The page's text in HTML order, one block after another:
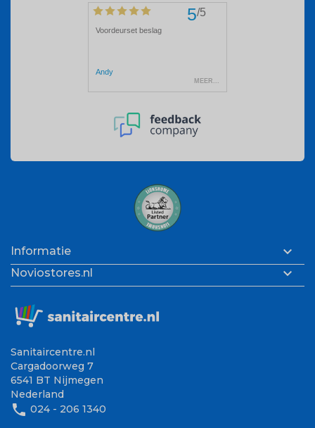
Informatie 
Noviostores.nl 
Sanitaircentre.nl
Cargadoorweg 7
6541 BT Nijmegen
Nederland
phone 024 - 206 1340